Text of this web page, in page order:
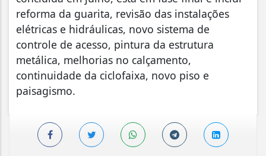
reforma da guarita, revisão das instalações
elétricas e hidráulicas, novo sistema de
controle de acesso, pintura da estrutura
metálica, melhorias no calçamento,
continuidade da ciclofaixa, novo piso e
paisagismo.